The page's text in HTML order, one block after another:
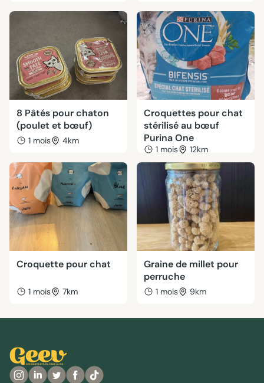
8 Pâtés pour chaton
(poulet et bœuf)
1 mois 4km
Croquettes pour chat
stérilisé au bœuf
Purina One
1 mois 12km
Croquette pour chat
1 mois 7km
Graine de millet pour
perruche
1 mois 9km